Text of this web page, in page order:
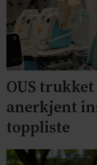
OUS
anerkjent
toppliste